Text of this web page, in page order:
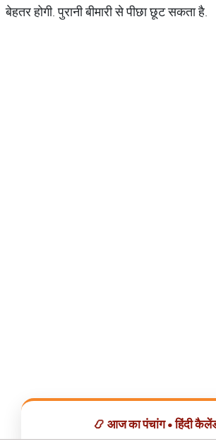
बेहतर होगी. पुरानी बीमारी से पीछा छूट सकता है.
📿 आज का पंचांग • हिंदी